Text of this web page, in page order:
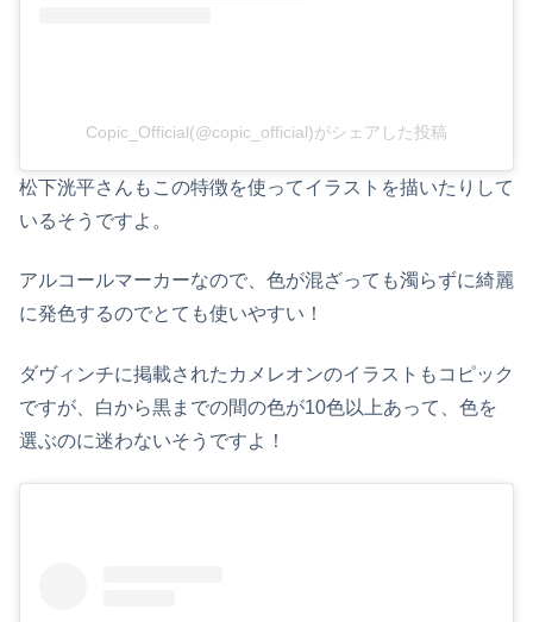
Copic_Official(@copic_official)がシェアした投稿
松下洸平さんもこの特徴を使ってイラストを描いたりして
いるそうですよ。
アルコールマーカーなので、色が混ざっても濁らずに綺麗
に発色するのでとても使いやすい！
ダヴィンチに掲載されたカメレオンのイラストもコピック
ですが、白から黒までの間の色が10色以上あって、色を
選ぶのに迷わないそうですよ！